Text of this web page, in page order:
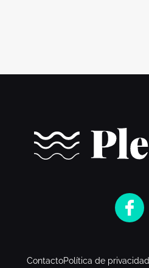
ContactoPolítica de privacidad